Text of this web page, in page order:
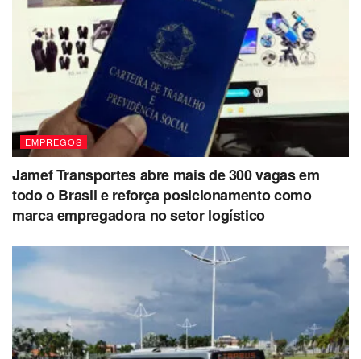
EMPREGOS
Jamef Transportes abre mais de 300 vagas em
todo o Brasil e reforça posicionamento como
marca empregadora no setor logístico